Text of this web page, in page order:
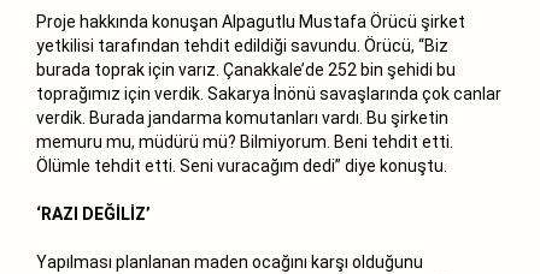
Proje hakkında konuşan Alpagutlu Mustafa Örücü şirket
yetkilisi tarafından tehdit edildiği savundu. Örücü, “Biz
burada toprak için varız. Çanakkale’de 252 bin şehidi bu
toprağımız için verdik. Sakarya İnönü savaşlarında çok canlar
verdik. Burada jandarma komutanları vardı. Bu şirketin
memuru mu, müdürü mü? Bilmiyorum. Beni tehdit etti.
Ölümle tehdit etti. Seni vuracağım dedi” diye konuştu.
‘RAZI DEĞİLİZ’
Yapılması planlanan maden ocağını karşı olduğunu